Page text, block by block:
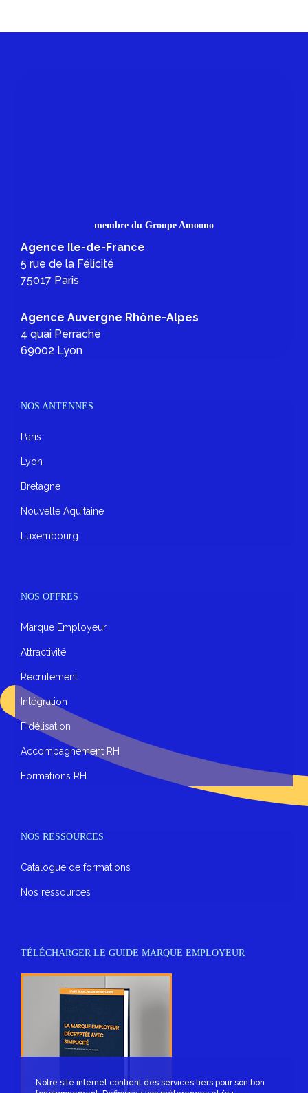
membre du Groupe Amoono
Agence Ile-de-France
5 rue de la Félicité
75017 Paris
Agence Auvergne Rhône-Alpes
4 quai Perrache
69002 Lyon
NOS ANTENNES
Paris
Lyon
Bretagne
Nouvelle Aquitaine
Luxembourg
NOS OFFRES
Marque Employeur
Attractivité
Recrutement
Intégration
Fidélisation
Accompagnement RH
Formations RH
NOS RESSOURCES
Catalogue de formations
Nos ressources
TÉLÉCHARGER LE GUIDE MARQUE EMPLOYEUR
Notre site internet contient des services tiers pour son bon